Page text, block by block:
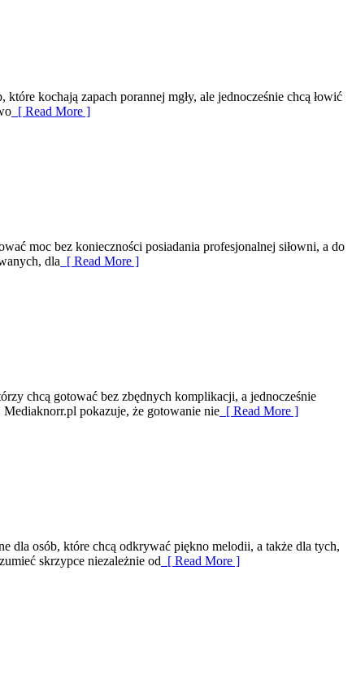
kochają zapach porannej mgły, ale jednocześnie chcą łowić
[ Read More ]
moc bez konieczności posiadania profesjonalnej siłowni, a do
dla [ Read More ]
chcą gotować bez zbędnych komplikacji, a jednocześnie
pokazuje, że gotowanie nie [ Read More ]
dla osób, które chcą odkrywać piękno melodii, a także dla tych,
skrzypce niezależnie od [ Read More ]